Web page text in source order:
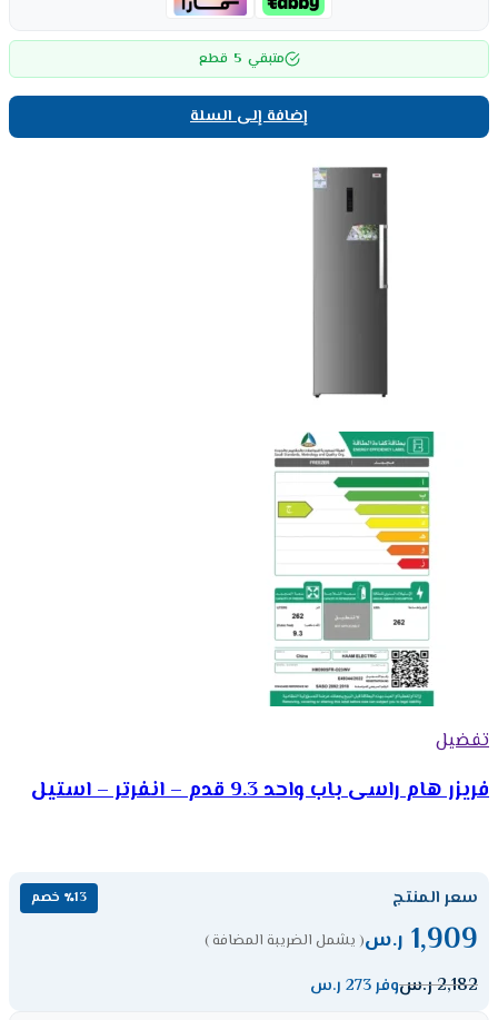
متبقي 5 قطع
إضافة إلى السلة
تفضيل
فريزر هام راسى باب واحد 9.3 قدم – انفرتر – استيل
سعر المنتج ٪13 خصم
1,909 ر.س( يشمل الضريبة المضافة )
2,182ر.سوفر 273 ر.س